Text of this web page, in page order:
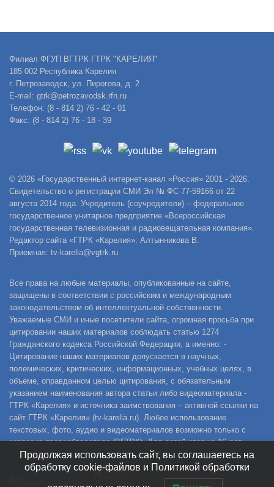
Филиал ФГУП ВГТРК ГТРК "КАРЕЛИЯ"
185 002 Республика Карелия
г. Петрозаводск, ул. Пирогова, д. 2
E-mail: gtrk@petrozavodsk.rfn.ru
Телефон: (8 - 814 2) 76 - 42 - 01
Факс: (8 - 814 2) 76 - 18 - 39
© 2026 «Государственный интернет-канал «Россия» 2001 - 2026.
Свидетельство о регистрации СМИ Эл № ФС 77-59166 от 22
августа 2014 года. Учредитель (соучредители) – федеральное
государственное унитарное предприятие «Всероссийская
государственная телевизионная и радиовещательная компания».
Редактор сайта «ГТРК «Карелия»: Алтынникова В.
Приемная: tv-karelia@vgtrk.ru
Все права на любые материалы, опубликованные на сайте,
защищены в соответствии с российским и международным
законодательством об интеллектуальной собственности.
Уважаемые СМИ и иные посетители сайта, огромная просьба при
цитировании наших материалов соблюдать статью 1274
Гражданского кодекса Российской Федерации, а именно: -
Цитирование наших материалов допускается в научных,
полемических, критических, информационных, учебных целях, в
объеме, оправданном целью цитирования, с обязательным
указанием наименования автора статьи либо видеоматериала -
ГТРК «Карелия» и источника заимствования – активной ссылки на
сайт ГТРК «Карелия» (tv-karelia.ru). Любое использование
текстовых, фото, аудио и видеоматериалов возможно только с
согласия правообладателя (ВГТРК). Для детей старше 16 лет.
Продолжая использовать сайт, вы соглашаетесь на
обработку cookie-файлов и Политикой обработки